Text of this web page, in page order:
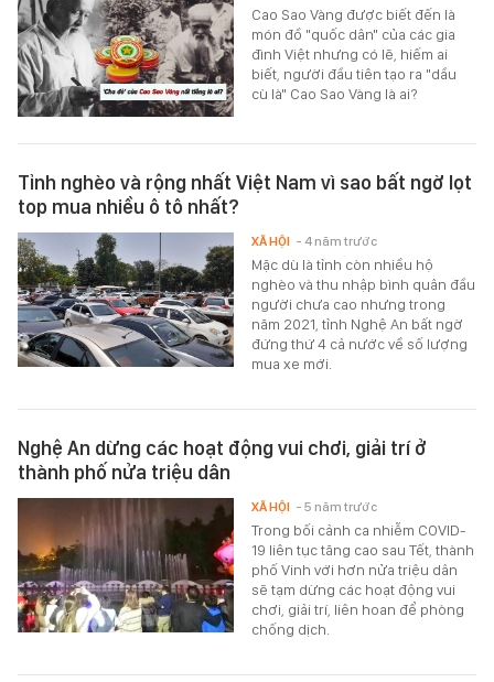
Cao Sao Vàng được biết đến là
món đồ "quốc dân" của các gia
đình Việt nhưng có lẽ, hiếm ai
biết, người đầu tiên tạo ra "dầu
cù là" Cao Sao Vàng là ai?
Tỉnh nghèo và rộng nhất Việt Nam vì sao bất ngờ lọt
top mua nhiều ô tô nhất?
Mặc dù là tỉnh còn nhiều hộ
nghèo và thu nhập bình quân đầu
người chưa cao nhưng trong
năm 2021, tỉnh Nghệ An bất ngờ
đứng thứ 4 cả nước về số lượng
mua xe mới.
XÃ HỘI - 4 năm trước
Nghệ An dừng các hoạt động vui chơi, giải trí ở
thành phố nửa triệu dân
Trong bối cảnh ca nhiễm COVID-
19 liên tục tăng cao sau Tết, thành
phố Vinh với hơn nửa triệu dân
sẽ tạm dừng các hoạt động vui
chơi, giải trí, liên hoan để phòng
chống dịch.
XÃ HỘI - 5 năm trước